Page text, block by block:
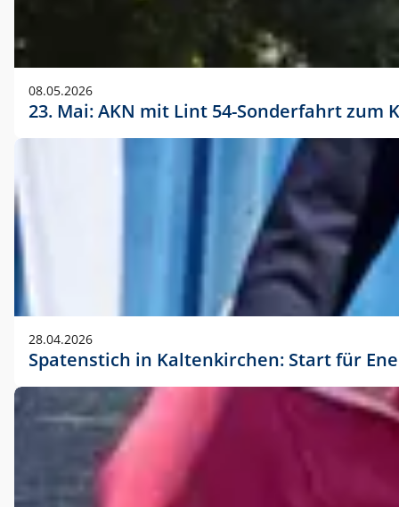
08.05.2026
23. Mai: AKN mit Lint 54-Sonderfahrt
28.04.2026
Spatenstich in Kaltenkirchen: Start für